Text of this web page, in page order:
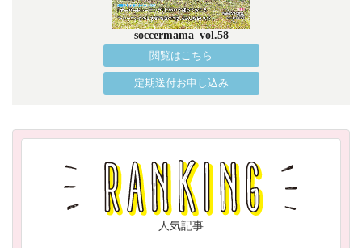
soccermama_vol.58
閲覧はこちら
定期送付お申し込み
人気記事